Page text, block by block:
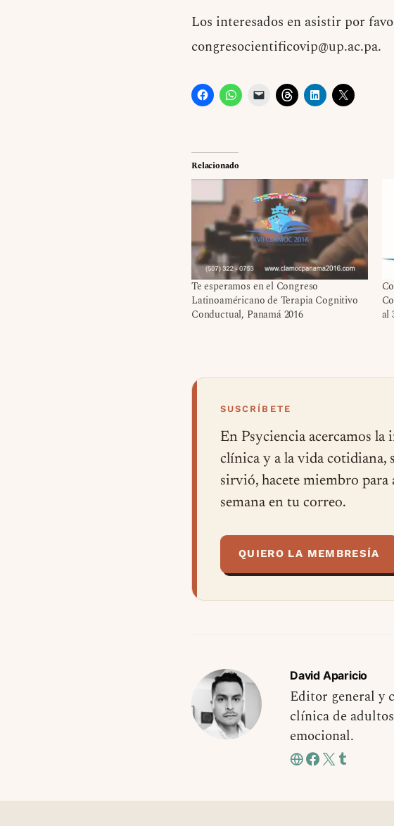
Los interesados en asistir por
congresocientificovip@up.ac.pa.
Relacionado
Te esperamos en el Congreso
Latinoaméricano de Terapia Cognitivo
Conductual, Panamá 2016
al
SUSCRÍBETE
En Psyciencia acercamos
clínica y a la vida cotidiana,
sirvió, hacete miembro para
semana en tu correo.
QUIERO LA MEMBRESÍA
David Aparicio
Editor general y
clínica de
emocional.